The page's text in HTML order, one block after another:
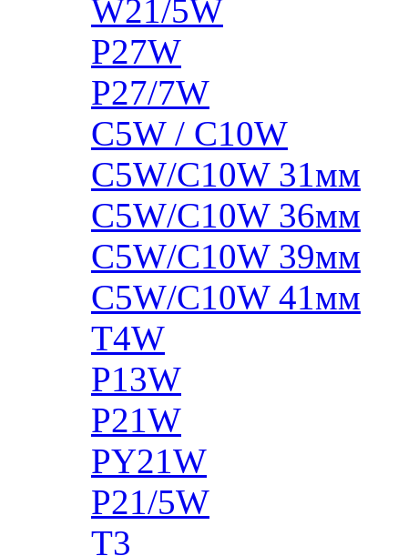
W21/5W
P27W
P27/7W
C5W / C10W
C5W/C10W 31мм
C5W/C10W 36мм
C5W/C10W 39мм
C5W/C10W 41мм
T4W
P13W
P21W
PY21W
P21/5W
T3